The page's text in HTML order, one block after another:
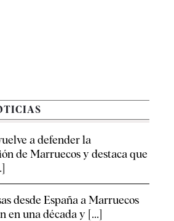
a defender la
de Marruecos y destaca que
desde España a Marruecos
en una década y [...]